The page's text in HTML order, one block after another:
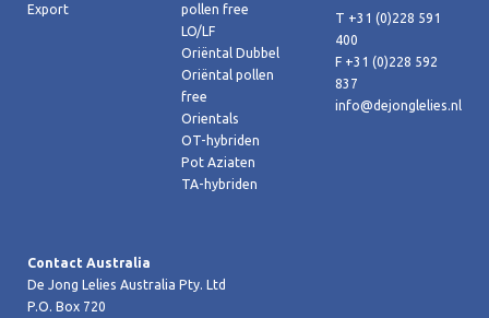
Export
pollen free
LO/LF
Oriëntal Dubbel
Oriëntal pollen
free
Orientals
OT-hybriden
Pot Aziaten
TA-hybriden
T +31 (0)228 591
400
F +31 (0)228 592
837
info@dejonglelies.nl
Contact Australia
De Jong Lelies Australia Pty. Ltd
P.O. Box 720